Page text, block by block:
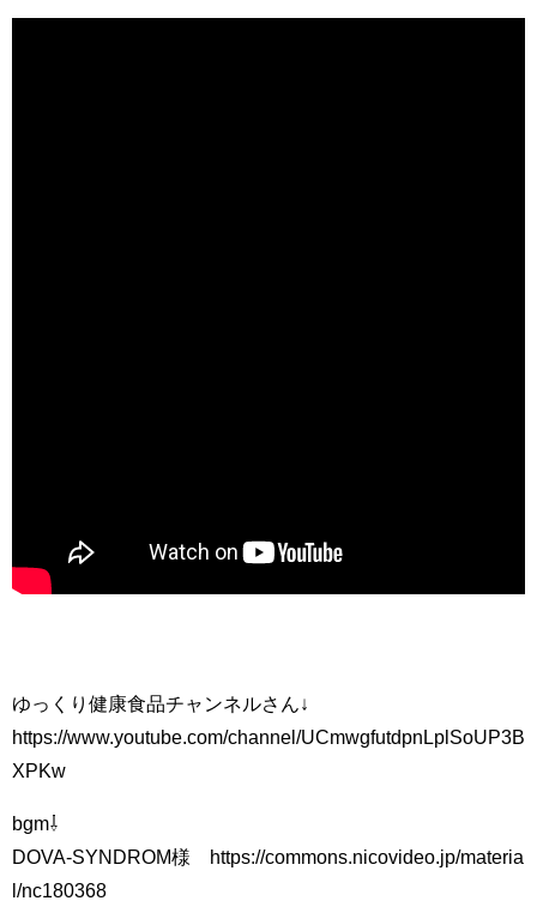
ゆっくり健康食品チャンネルさん↓
https://www.youtube.com/channel/UCmwgfutdpnLplSoUP3B
XPKw
bgm⇩
DOVA-SYNDROM様 https://commons.nicovideo.jp/materia
l/nc180368